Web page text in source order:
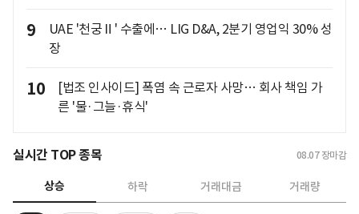
9
UAE '천궁Ⅱ' 수출에… LIG D&A, 2분기 영업익 30% 성
장
10
[법조 인사이드] 폭염 속 근로자 사망… 회사 책임 가
른 '물·그늘·휴식'
실시간 TOP 종목 08.07 장마감
상승 하락 거래대금 거래량